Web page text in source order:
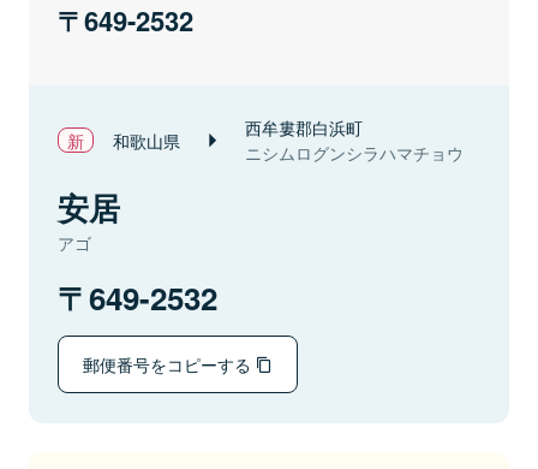
649-2532
和歌山県 西牟婁郡白浜町
ニシムログンシラハマチョウ
安居
アゴ
649-2532
郵便番号をコピーする